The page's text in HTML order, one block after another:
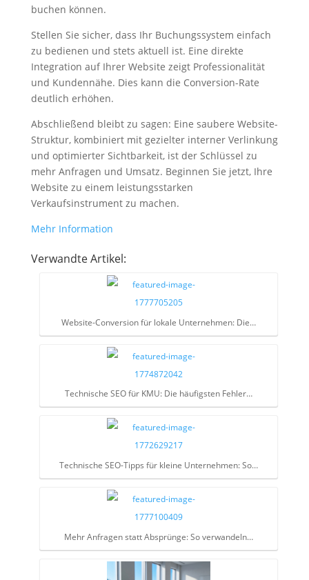
buchen können.
Stellen Sie sicher, dass Ihr Buchungssystem einfach
zu bedienen und stets aktuell ist. Eine direkte
Integration auf Ihrer Website zeigt Professionalität
und Kundennähe. Dies kann die Conversion-Rate
deutlich erhöhen.
Abschließend bleibt zu sagen: Eine saubere Website-
Struktur, kombiniert mit gezielter interner Verlinkung
und optimierter Sichtbarkeit, ist der Schlüssel zu
mehr Anfragen und Umsatz. Beginnen Sie jetzt, Ihre
Website zu einem leistungsstarken
Verkaufsinstrument zu machen.
Mehr Information
Verwandte Artikel:
Website-Conversion für lokale Unternehmen: Die…
Technische SEO für KMU: Die häufigsten Fehler…
Technische SEO-Tipps für kleine Unternehmen: So…
Mehr Anfragen statt Absprünge: So verwandeln…